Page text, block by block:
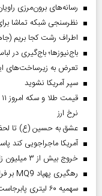
رسانه‌های برون‌مرزی
نظرسنجی شبکه تماشا
اطراف رشت کجا بریم
باج‌نیوزها؛ باج‌گیری در
تعرض به زیرساخت‌های
سپر آمریکا نشوید
نرخ ارز
عشق به حسین (ع) تا
آمریکا ماجراجویی کند
خروج بیش از ۳ میلیون زائر از تمام مرز‌های کشور
رهگیری پهپاد MQ9 بر فراز تنگه هرمز
سهمیه ۶۰